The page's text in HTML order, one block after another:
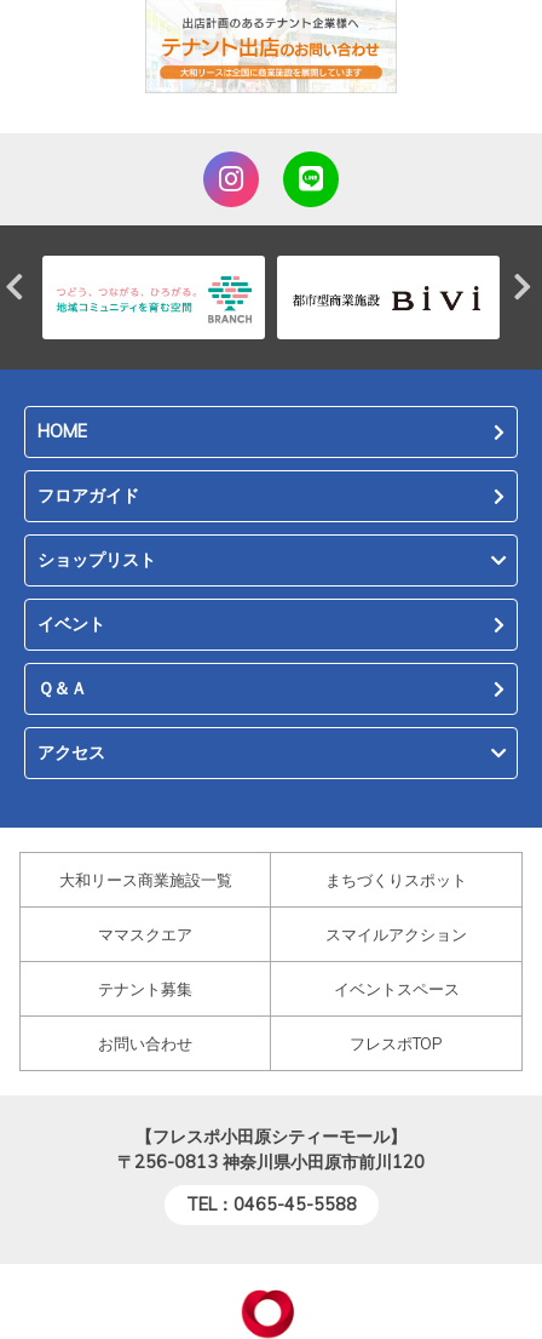
HOME
フロアガイド
ショップリスト
イベント
Ｑ＆Ａ
アクセス
大和リース商業施設一覧 まちづくりスポット
ママスクエア スマイルアクション
テナント募集 イベントスペース
お問い合わせ フレスポTOP
【フレスポ小田原シティーモール】
〒256-0813 神奈川県小田原市前川120
TEL：0465-45-5588